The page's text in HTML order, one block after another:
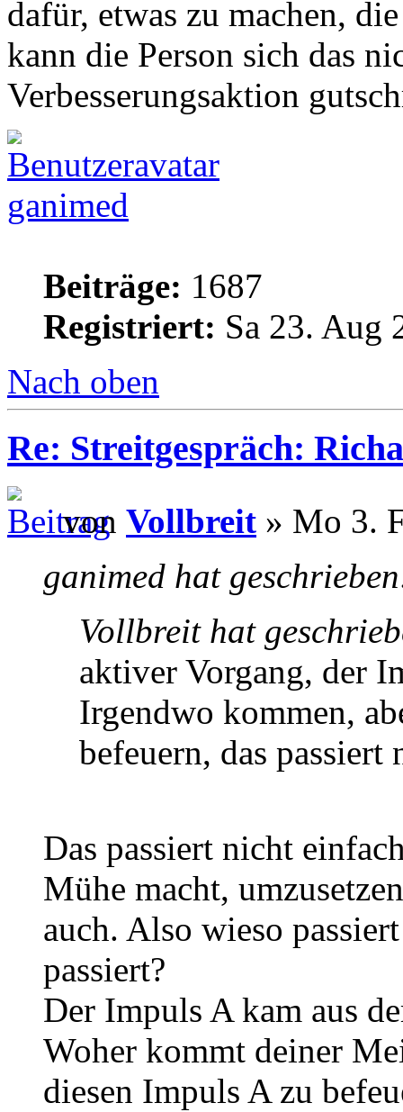
dafür, etwas zu machen,
kann die Person sich das
Verbesserungsaktion
ganimed
Beiträge: 1687
Registriert: Sa 23. Aug
Nach oben
Re: Streitgespräch:
von Vollbreit » Mo 3.
ganimed hat
Vollbreit hat
aktiver Vorgang, der
Irgendwo kommen,
befeuern, das passiert
Das passiert nicht
Mühe macht,
auch. Also wieso
passiert?
Der Impuls A kam aus
Woher kommt deiner
diesen Impuls A zu